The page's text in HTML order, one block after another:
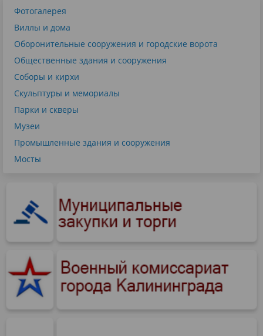
Фотогалерея
Виллы и дома
Оборонительные сооружения и городские ворота
Общественные здания и сооружения
Соборы и кирхи
Скульптуры и мемориалы
Парки и скверы
Музеи
Промышленные здания и сооружения
Мосты